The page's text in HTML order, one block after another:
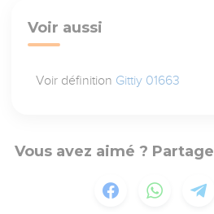
Voir aussi
Voir définition Gittiy 01663
Vous avez aimé ?